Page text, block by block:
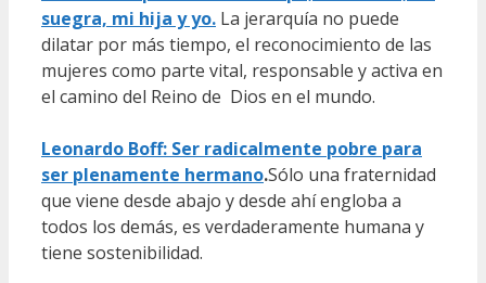
suegra, mi hija y yo. La jerarquía no puede
dilatar por más tiempo, el reconocimiento de las
mujeres como parte vital, responsable y activa en
el camino del Reino de Dios en el mundo.
Leonardo Boff: Ser radicalmente pobre para
ser plenamente hermano.Sólo una fraternidad
que viene desde abajo y desde ahí engloba a
todos los demás, es verdaderamente humana y
tiene sostenibilidad.